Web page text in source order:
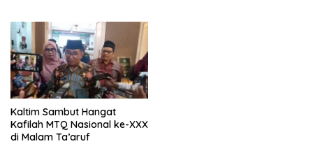
Kaltim Sambut Hangat
Kafilah MTQ Nasional ke-XXX
di Malam Ta’aruf